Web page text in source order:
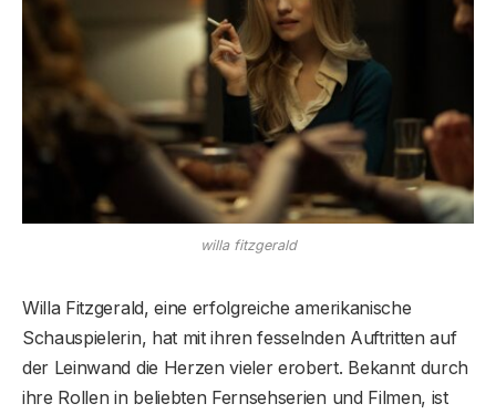
willa fitzgerald
Willa Fitzgerald, eine erfolgreiche amerikanische
Schauspielerin, hat mit ihren fesselnden Auftritten auf
der Leinwand die Herzen vieler erobert. Bekannt durch
ihre Rollen in beliebten Fernsehserien und Filmen, ist